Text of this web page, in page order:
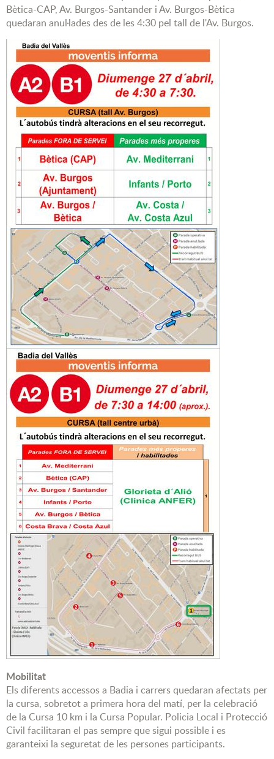
Bètica-CAP, Av. Burgos-Santander i Av. Burgos-Bètica
quedaran anul·lades des de les 4:30 pel tall de l'Av. Burgos.
Mobilitat
Els diferents accessos a Badia i carrers quedaran afectats per
la cursa, sobretot a primera hora del matí, per la celebració
de la Cursa 10 km i la Cursa Popular. Policia Local i Protecció
Civil facilitaran el pas sempre que sigui possible i es
garanteixi la seguretat de les persones participants.